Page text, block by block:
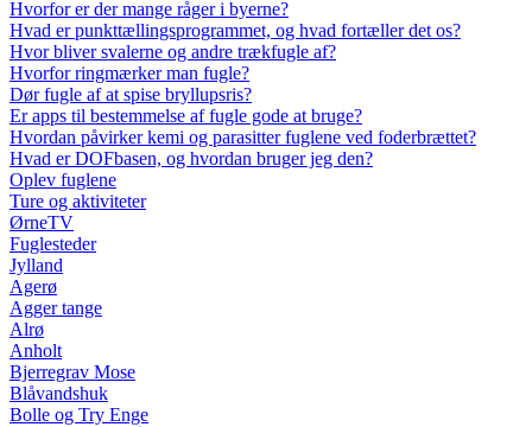
Hvorfor er der mange råger i byerne?
Hvad er punkttællingsprogrammet, og hvad fortæller det os?
Hvor bliver svalerne og andre trækfugle af?
Hvorfor ringmærker man fugle?
Dør fugle af at spise bryllupsris?
Er apps til bestemmelse af fugle gode at bruge?
Hvordan påvirker kemi og parasitter fuglene ved foderbrættet?
Hvad er DOFbasen, og hvordan bruger jeg den?
Oplev fuglene
Ture og aktiviteter
ØrneTV
Fuglesteder
Jylland
Agerø
Agger tange
Alrø
Anholt
Bjerregrav Mose
Blåvandshuk
Bolle og Try Enge